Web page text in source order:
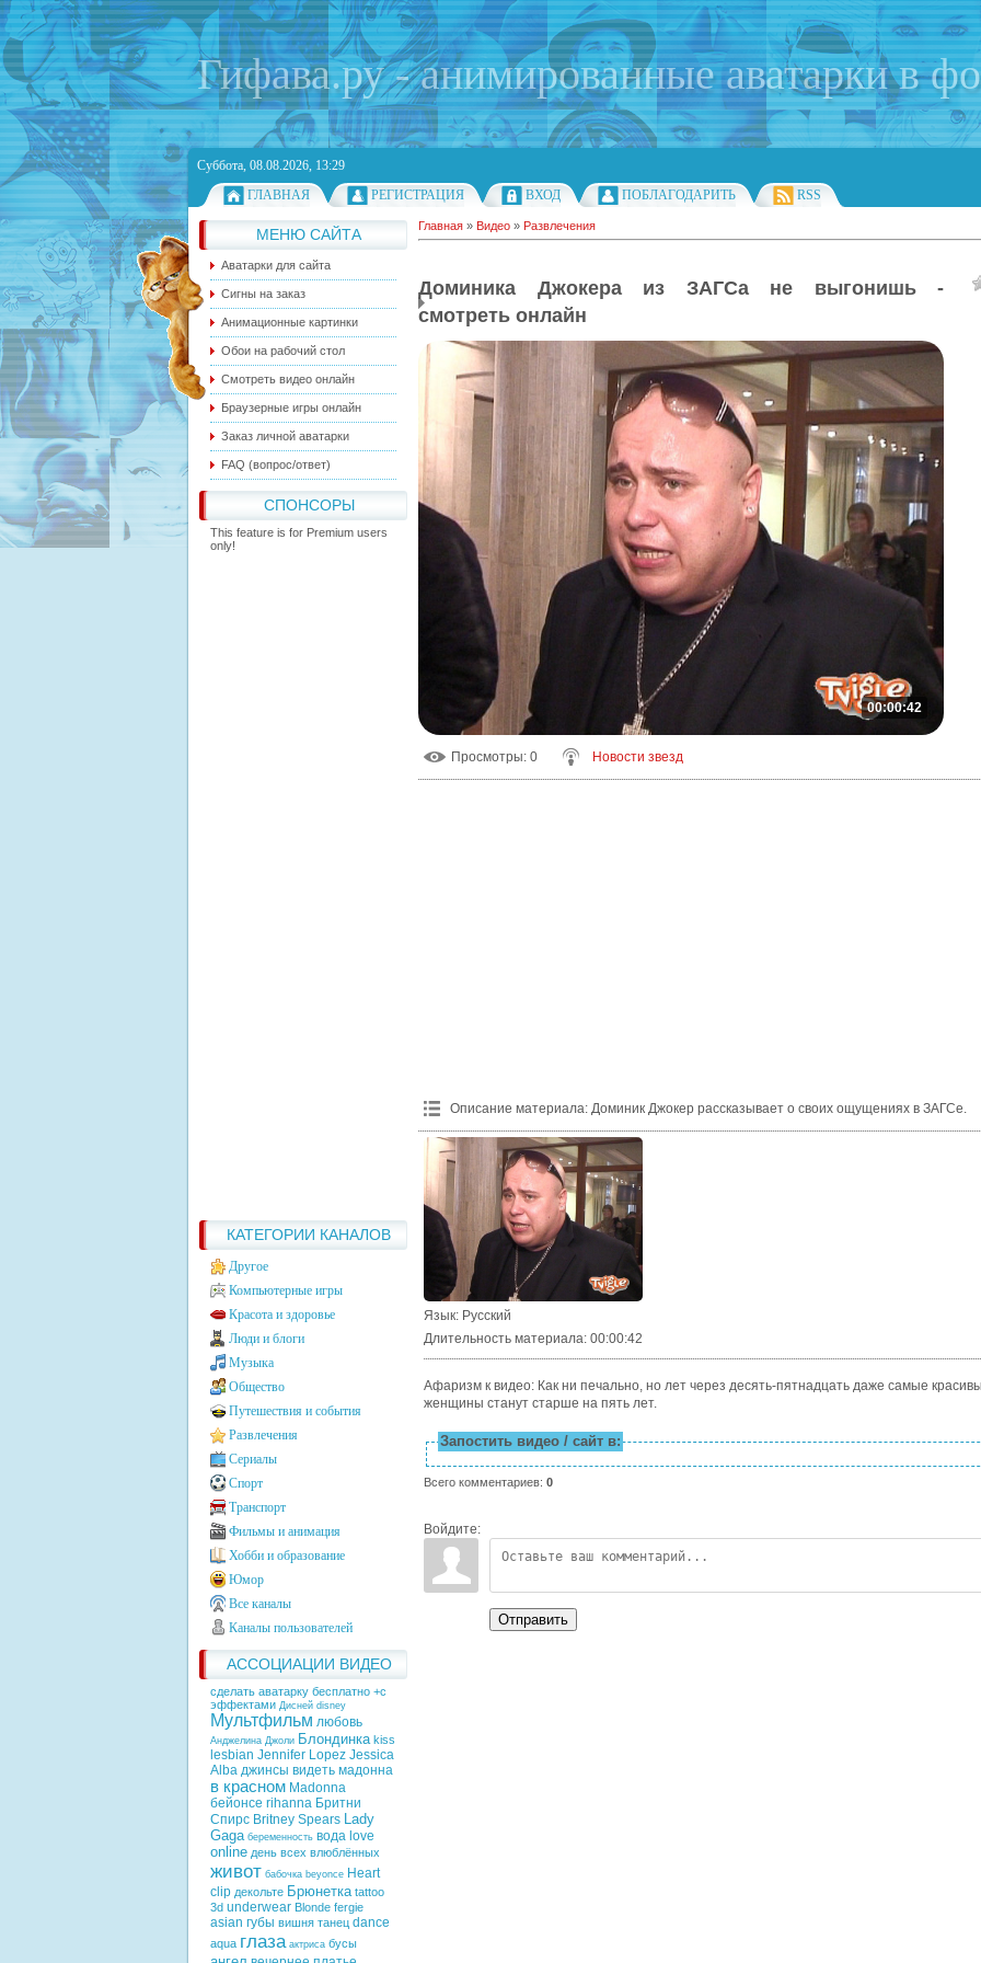
Гифава.ру - анимированные аватарки в
Суббота, 08.08.2026, 13:29
ГЛАВНАЯ
РЕГИСТРАЦИЯ ВХОД ПОБЛАГОДАРИТЬ RSS
МЕНЮ САЙТА
Аватарки для сайта
Сигны на заказ
Анимационные картинки
Обои на рабочий стол
Смотреть видео онлайн
Браузерные игры онлайн
Заказ личной аватарки
FAQ (вопрос/ответ)
СПОНСОРЫ
This feature is for Premium users
only!
КАТЕГОРИИ КАНАЛОВ
Другое
Компьютерные игры
Красота и здоровье
Люди и блоги
Музыка
Общество
Путешествия и события
Развлечения
Сериалы
Спорт
Транспорт
Фильмы и анимация
Хобби и образование
Юмор
Все каналы
Каналы пользователей
АССОЦИАЦИИ ВИДЕО
сделать аватарку бесплатно +с
эффектами Дисней disney
Мультфильм любовь
Анджелина Джоли Блондинка kiss
lesbian Jennifer Lopez Jessica
Alba джинсы видеть мадонна
в красном Madonna
бейонсе rihanna Бритни
Спирс Britney Spears Lady
Gaga беременность вода love
online день всех влюблённых
живот бабочка beyonce Heart
clip декольте Брюнетка tattoo
3d underwear Blonde fergie
asian губы вишня танец dance
aqua глаза актриса бусы
Главная » Видео » Развлечения
Доминика Джокера из ЗАГСа не выгонишь -
смотреть онлайн
00:00:42
Просмотры: 0 Новости звезд
Описание материала: Доминик Джокер рассказывает о своих ощущениях в ЗАГСе.
Язык: Русский
Длительность материала: 00:00:42
Афаризм к видео: Как ни печально, но лет через десять-пятнадцать даже самые
женщины станут старше на пять лет.
Запостить видео / сайт в:
Всего комментариев: 0
Войдите:
Отправить